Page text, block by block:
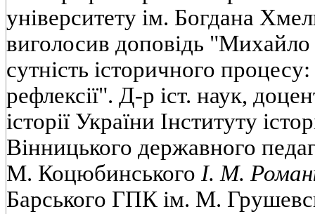
університету ім. Богдана
виголосив доповідь
сутність історичного
рефлексії". Д-р іст. наук,
історії України Інституту
Вінницького державного
М. Коцюбинського І. М.
Барського ГПК ім. М.